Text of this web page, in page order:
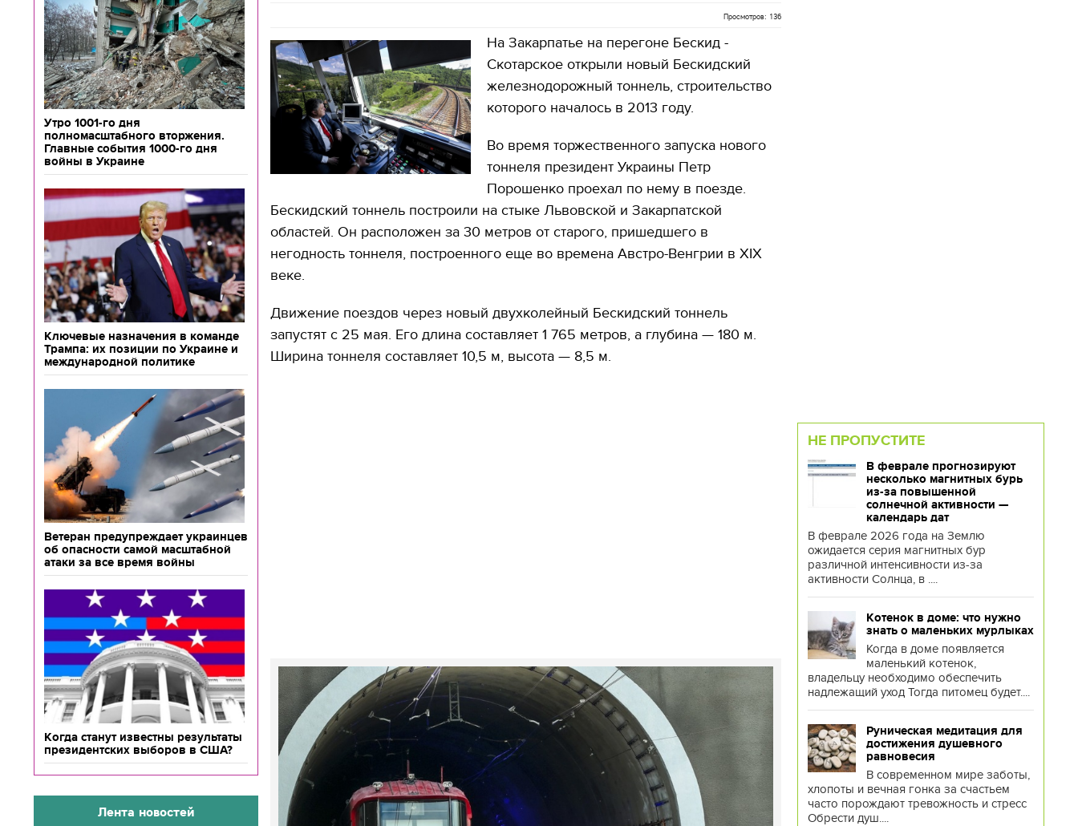
Утро 1001-го дня
полномасштабного вторжения.
Главные события 1000-го дня
войны в Украине
Ключевые назначения в команде
Трампа: их позиции по Украине и
международной политике
Ветеран предупреждает украинцев
об опасности самой масштабной
атаки за все время войны
Когда станут известны результаты
президентских выборов в США?
Лента новостей
Просмотров: 136
На Закарпатье на перегоне Бескид -
Скотарское открыли новый Бескидский
железнодорожный тоннель, строительство
которого началось в 2013 году.
Во время торжественного запуска нового
тоннеля президент Украины Петр
Порошенко проехал по нему в поезде.
Бескидский тоннель построили на стыке Львовской и Закарпатской
областей. Он расположен за 30 метров от старого, пришедшего в
негодность тоннеля, построенного еще во времена Австро-Венгрии в ХІХ
веке.
Движение поездов через новый двухколейный Бескидский тоннель
запустят с 25 мая. Его длина составляет 1 765 метров, а глубина — 180 м.
Ширина тоннеля составляет 10,5 м, высота — 8,5 м.
НЕ ПРОПУСТИТЕ
В феврале прогнозируют
несколько магнитных бурь
из-за повышенной
солнечной активности —
календарь дат
В феврале 2026 года на Землю
ожидается серия магнитных бур
различной интенсивности из-за
активности Солнца, в ....
Котенок в доме: что нужно
знать о маленьких мурлыках
Когда в доме появляется
маленький котенок,
владельцу необходимо обеспечить
надлежащий уход Тогда питомец будет....
Руническая медитация для
достижения душевного
равновесия
В современном мире заботы,
хлопоты и вечная гонка за счастьем
часто порождают тревожность и стресс
Обрести душ....